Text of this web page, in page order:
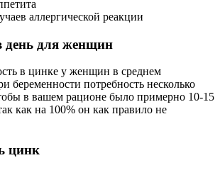
аллергической реакции
для женщин
в цинке у женщин в среднем
беременности потребность несколько
в вашем рационе было примерно 10-15
как на 100% он как правило не
цинк